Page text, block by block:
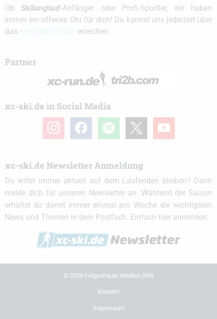
Ob Skilanglauf-Anfänger oder Profi-Sportler, wir haben
immer ein offenes Ohr für dich! Du kannst uns jederzeit über
das
erreichen.
Partner
xc-ski.de in Social Media
instagramfacebook spotify youtube
xc-ski.de Newsletter Anmeldung
Du willst immer aktuell auf dem Laufenden bleiben? Dann
melde dich für unseren Newsletter an. Während der Saison
erhältst du damit immer einmal pro Woche die wichtigsten
News und Themen in dein Postfach. Einfach hier anmelden:
© 2026 Felgenhauer Medien GbR
Kontakt
Impressum